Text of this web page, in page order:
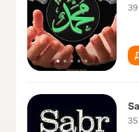
39
35